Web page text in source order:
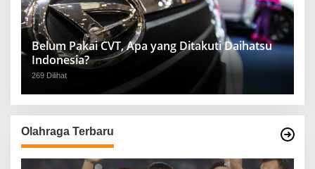
Belum Pakai CVT, Apa yang Ditakuti Daihatsu
Indonesia?
269 Dilihat
Olahraga Terbaru